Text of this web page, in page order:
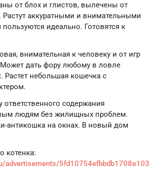
от блох и глистов, вылечены от
аккуратными и внимательными
идеально. Готовятся к
внимательная к человеку и от игр
Может дать фору любому в ловле
небольшая кошечка с
ответственного содержания
людям без жилищных проблем.
антикошка на окнах. В новый дом
котенка:
advertisements/